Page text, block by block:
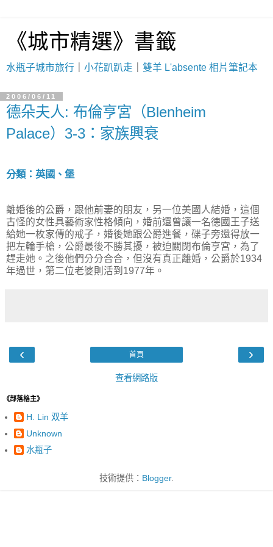
《城市精選》書籤
水瓶子城市旅行 小花趴趴走 雙羊 L'absente 相片筆記本
2006/06/11
德朵夫人: 布倫亨宮（Blenheim
Palace）3-3：家族興衰
分類：英國、堡
離婚後的公爵，跟他前妻的朋友，另一位美國人結婚，這個
古怪的女性具藝術家性格傾向，婚前還曾讓一名德國王子送
給她一枚家傳的戒子，婚後她跟公爵進餐，碟子旁還得放一
把左輪手槍，公爵最後不勝其擾，被迫關閉布倫亨宮，為了
趕走她。之後他們分分合合，但沒有真正離婚，公爵於1934
年過世，第二位老婆則活到1977年。
‹ ›
首頁
查看網路版
《部落格主》
H. Lin 双羊
Unknown
水瓶子
技術提供： Blogger.